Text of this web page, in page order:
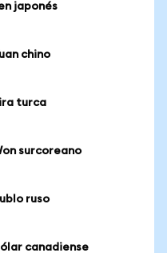
japonés
chino
turca
surcoreano
ruso
canadiense